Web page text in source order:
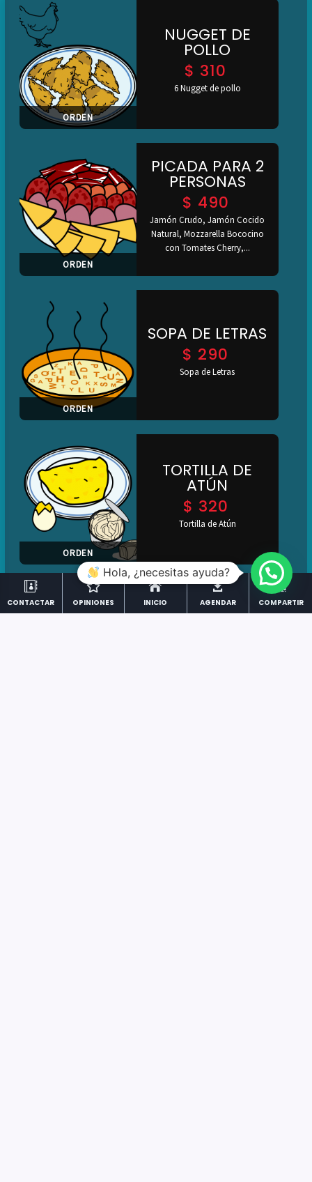
ORDEN
NUGGET DE
POLLO
$ 310
6 Nugget de pollo
ORDEN
PICADA PARA 2
PERSONAS
$ 490
Jamón Crudo, Jamón Cocido
Natural, Mozzarella Bococino
con Tomates Cherry,...
ORDEN
SOPA DE LETRAS
$ 290
Sopa de Letras
ORDEN
TORTILLA DE
ATÚN
$ 320
Tortilla de Atún

CONTACTAR

OPINIONES

INICIO

AGENDAR

COMPARTIR
Hola, ¿necesitas ayuda?